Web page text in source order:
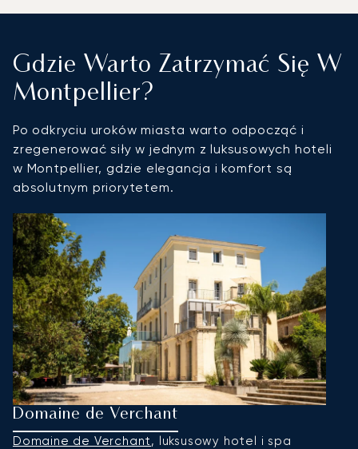
Gdzie Warto Zatrzymać Się W
Montpellier?
Po odkryciu uroków miasta warto odpocząć i
zregenerować siły w jednym z luksusowych hoteli
w Montpellier, gdzie elegancja i komfort są
absolutnym priorytetem.
Domaine de Verchant
Domaine de Verchant, luksusowy hotel i spa